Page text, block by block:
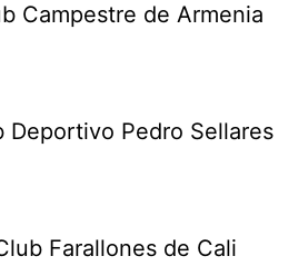
Campestre de Armenia
Deportivo Pedro Sellares
Farallones de Cali